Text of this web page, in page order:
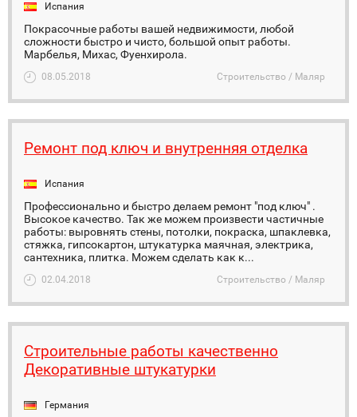
Испания
Покрасочные работы вашей недвижимости, любой
сложности быстро и чисто, большой опыт работы.
Марбелья, Михас, Фуенхирола.
08.05.2018 Строительство / Маляр
Ремонт под ключ и внутренняя отделка
Испания
Профессионально и быстро делаем ремонт "под ключ" .
Высокое качество. Так же можем произвести частичные
работы: выровнять стены, потолки, покраска, шпаклевка,
стяжка, гипсокартон, штукатурка маячная, электрика,
сантехника, плитка. Можем сделать как к...
02.04.2018 Строительство / Маляр
Строительные работы качественно
Декоративные штукатурки
Германия